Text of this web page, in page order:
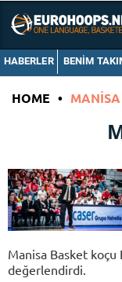
HABERLER BENIM
HOME •
Manisa Basket
değerlendirdi.